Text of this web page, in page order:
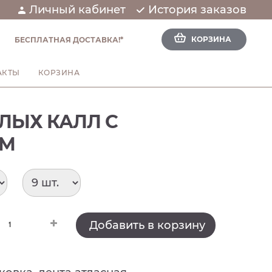
Личный кабинет История заказов
БЕСПЛАТНАЯ ДОСТАВКА!* КОРЗИНА
КОРЗИНА
КАЛЛ С
Добавить в корзину